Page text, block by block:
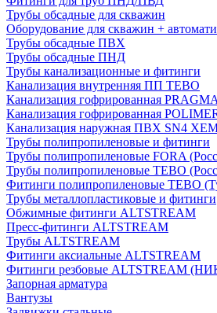
Трубы обсадные для скважин
Оборудование для скважин +
Трубы обсадные ПВХ
Трубы обсадные ПНД
Трубы канализационные и фитинги
Канализация внутренняя ПП TEBO
Канализация гофрированная PRAGMA
Канализация гофрированная
Канализация наружная ПВХ SN4
Трубы полипропиленовые и фитинги
Трубы полипропиленовые FORA
Трубы полипропиленовые TEBO
Фитинги полипропиленовые TEBO
Трубы металлопластиковые и фитинги
Обжимные фитинги ALTSTREAM
Пресс-фитинги ALTSTREAM
Трубы ALTSTREAM
Фитинги аксиальные ALTSTREAM
Фитинги резбовые ALTSTREAM
Запорная арматура
Вантузы